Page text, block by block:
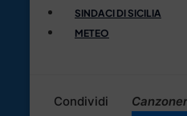
SINDACI DI SICILIA
METEO
Condividi